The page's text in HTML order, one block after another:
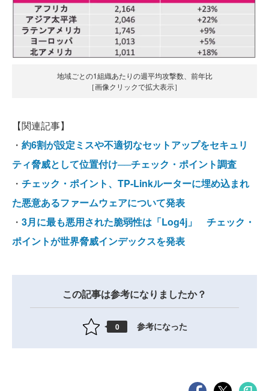
地域ごとの1組織あたりの週平均攻撃数、前年比
［画像クリックで拡大表示］
【関連記事】
・ 約6割が設定ミスや不適切なセットアップをセキュリ
ティ脅威として位置付け──チェック・ポイント調査
・ チェック・ポイント、TP-Linkルーターに埋め込まれ
た悪意あるファームウェアについて発表
・ 3月に最も悪用された脆弱性は「Log4j」 チェック・
ポイントが世界脅威インデックスを発表
この記事は参考になりましたか？
0 参考になった